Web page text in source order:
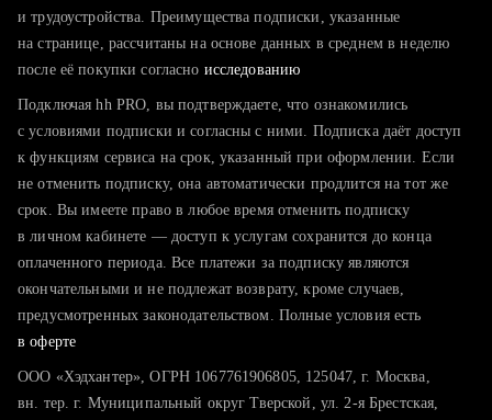
тратите много времени на поиск и вручную поднимаете
хотите сравнить себя с конкурентами и оценить шансы
и трудоустройства. Преимущества подписки, указанные
на странице, рассчитаны на основе данных в среднем в неделю
после её покупки согласно исследованию
Подключая hh PRO, вы подтверждаете, что ознакомились
с условиями подписки и согласны с ними. Подписка даёт доступ
к функциям сервиса на срок, указанный при оформлении. Если
не отменить подписку, она автоматически продлится на тот же
срок. Вы имеете право в любое время отменить подписку
в личном кабинете — доступ к услугам сохранится до конца
оплаченного периода. Все платежи за подписку являются
окончательными и не подлежат возврату, кроме случаев,
предусмотренных законодательством. Полные условия есть
в оферте
ООО «Хэдхантер», ОГРН 1067761906805, 125047, г. Москва,
вн. тер. г. Муниципальный округ Тверской, ул. 2-я Брестская,